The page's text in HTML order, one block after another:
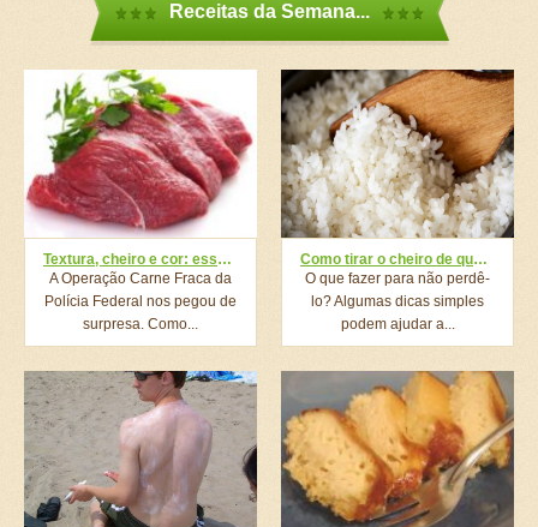
Receitas da Semana...
Textura, cheiro e cor: essas 5 dicas vão te fazer passar bem longe da carne estragada
A Operação Carne Fraca da
Polícia Federal nos pegou de
surpresa. Como...
Como tirar o cheiro de queimado do arroz
O que fazer para não perdê-
lo? Algumas dicas simples
podem ajudar a...